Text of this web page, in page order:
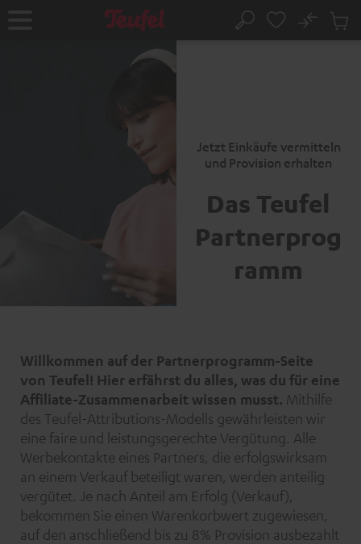
Home Search
No
Cart
Jetzt Einkäufe vermitteln
und Provision erhalten
Das Teufel
Partnerprog
ramm
Willkommen auf der Partnerprogramm-Seite
von Teufel! Hier erfährst du alles, was du für eine
Affiliate-Zusammenarbeit wissen musst. Mithilfe
des Teufel-Attributions-Modells gewährleisten wir
eine faire und leistungsgerechte Vergütung. Alle
Werbekontakte eines Partners, die erfolgswirksam
an einem Verkauf beteiligt waren, werden anteilig
vergütet. Je nach Anteil am Erfolg (Verkauf),
bekommen Sie einen Warenkorbwert zugewiesen,
auf den anschließend bis zu 8% Provision ausbezahlt